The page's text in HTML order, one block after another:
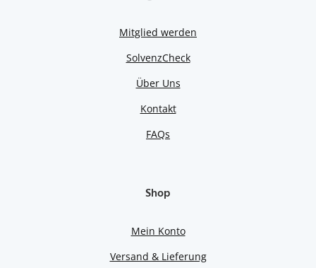
Mitglied werden
SolvenzCheck
Über Uns
Kontakt
FAQs
Shop
Mein Konto
Versand & Lieferung